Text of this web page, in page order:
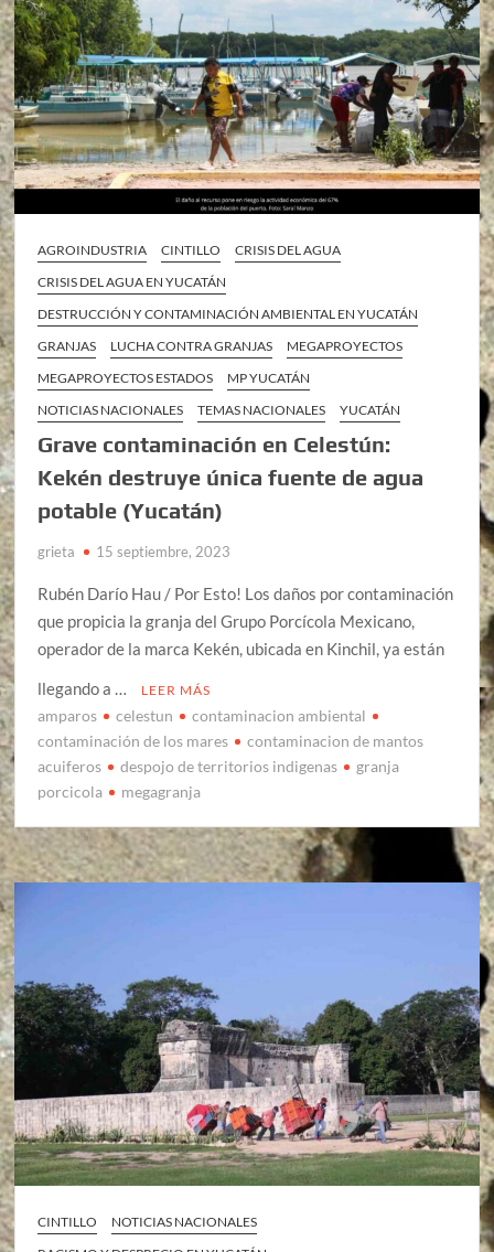
AGROINDUSTRIA CINTILLO
CRISIS DEL AGUA
CRISIS DEL AGUA EN YUCATÁN
DESTRUCCIÓN Y CONTAMINACIÓN AMBIENTAL EN YUCATÁN
GRANJAS
LUCHA CONTRA GRANJAS
MEGAPROYECTOS
MEGAPROYECTOS ESTADOS
MP YUCATÁN
NOTICIAS NACIONALES
TEMAS NACIONALES YUCATÁN
Grave contaminación en Celestún:
Kekén destruye única fuente de agua
potable (Yucatán)
grieta 15 septiembre, 2023
Rubén Darío Hau / Por Esto! Los daños por contaminación
que propicia la granja del Grupo Porcícola Mexicano,
operador de la marca Kekén, ubicada en Kinchil, ya están
llegando a …
LEER MÁS
amparos celestun
contaminacion ambiental
contaminación de los mares
contaminacion de mantos
acuiferos
despojo de territorios indigenas
granja
porcicola
megagranja
CINTILLO
NOTICIAS NACIONALES